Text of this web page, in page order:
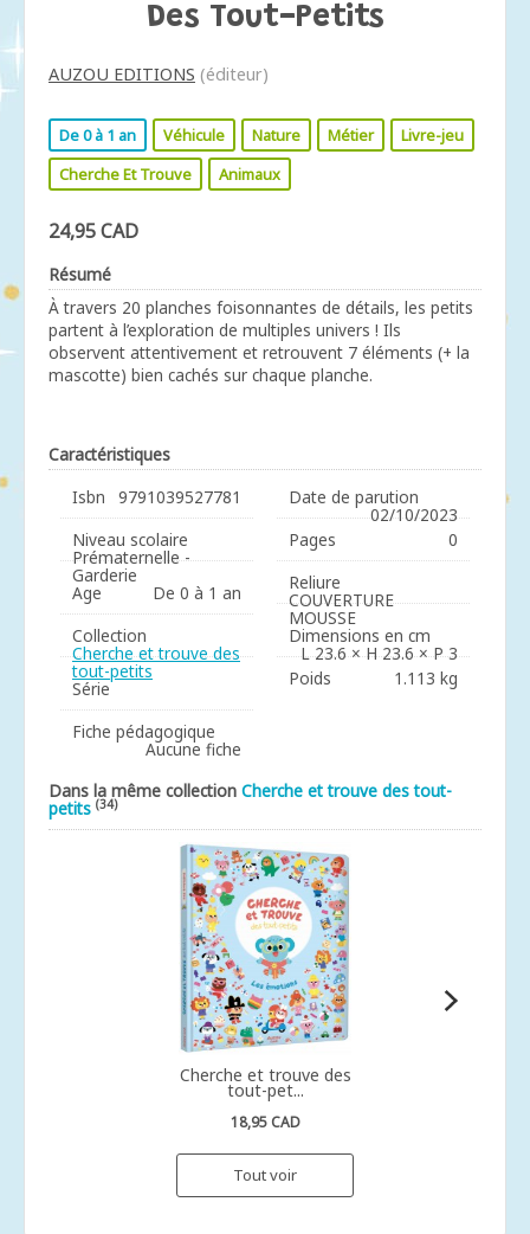
Des Tout-Petits
AUZOU EDITIONS (éditeur)
De 0 à 1 an Véhicule Nature Métier
Livre-jeu
Cherche Et Trouve
Animaux
24,95 CAD
Résumé
À travers 20 planches foisonnantes de détails, les petits
partent à l’exploration de multiples univers ! Ils
observent attentivement et retrouvent 7 éléments (+ la
mascotte) bien cachés sur chaque planche.
Caractéristiques
Isbn
9791039527781
Niveau scolaire
Prématernelle -
Garderie
Age
De 0 à 1 an
Collection
Cherche et trouve des
tout-petits
Série
Fiche pédagogique
Aucune fiche
Date de parution
02/10/2023
Pages
0
Reliure
COUVERTURE
MOUSSE
Dimensions en cm
L 23.6 × H 23.6 × P 3
Poids
1.113 kg
Dans la même collection Cherche et trouve des tout-
petits (34)
Cherche et trouve des
tout-pet...
18,95 CAD
Tout voir